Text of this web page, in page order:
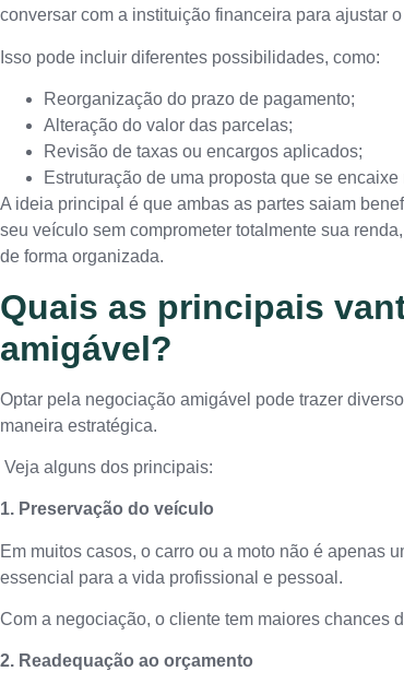
conversar com a instituição financeira para ajustar
Isso pode incluir diferentes possibilidades, como:
Reorganização do prazo de pagamento;
Alteração do valor das parcelas;
Revisão de taxas ou encargos aplicados;
Estruturação de uma proposta que se
A ideia principal é que ambas as partes saiam
seu veículo sem comprometer totalmente sua
de forma organizada.
Quais as principais
amigável?
Optar pela negociação amigável pode trazer
maneira estratégica.
Veja alguns dos principais:
1. Preservação do veículo
Em muitos casos, o carro ou a moto não é apenas
essencial para a vida profissional e pessoal.
Com a negociação, o cliente tem maiores chances
2. Readequação ao orçamento